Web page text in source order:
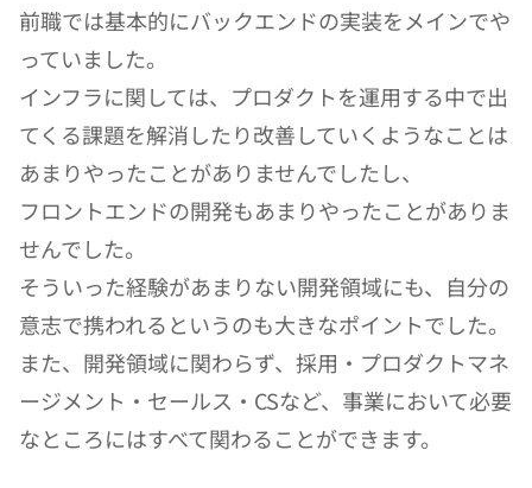
前職では基本的にバックエンドの実装をメインでや
っていました。
インフラに関しては、プロダクトを運用する中で出
てくる課題を解消したり改善していくようなことは
あまりやったことがありませんでしたし、
フロントエンドの開発もあまりやったことがありま
せんでした。
そういった経験があまりない開発領域にも、自分の
意志で携われるというのも大きなポイントでした。
また、開発領域に関わらず、採用・プロダクトマネ
ージメント・セールス・CSなど、事業において必要
なところにはすべて関わることができます。